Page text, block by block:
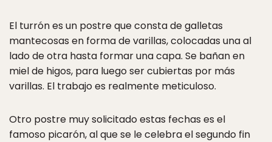
El turrón es un postre que consta de galletas
mantecosas en forma de varillas, colocadas una al
lado de otra hasta formar una capa. Se bañan en
miel de higos, para luego ser cubiertas por más
varillas. El trabajo es realmente meticuloso.
Otro postre muy solicitado estas fechas es el
famoso picarón, al que se le celebra el segundo fin